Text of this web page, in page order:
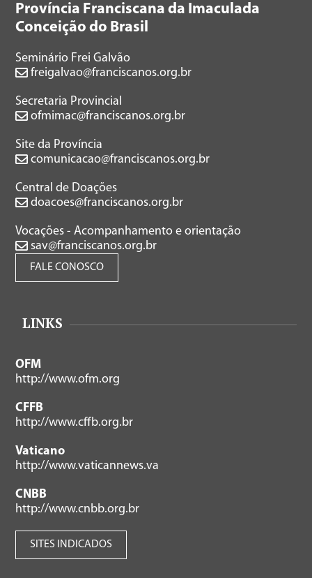
Província Franciscana da Imaculada
Conceição do Brasil
Seminário Frei Galvão
freigalvao@franciscanos.org.br
Secretaria Provincial
ofmimac@franciscanos.org.br
Site da Província
comunicacao@franciscanos.org.br
Central de Doações
doacoes@franciscanos.org.br
Vocações - Acompanhamento e orientação
sav@franciscanos.org.br
FALE CONOSCO
LINKS
OFM
http://www.ofm.org
CFFB
http://www.cffb.org.br
Vaticano
http://www.vaticannews.va
CNBB
http://www.cnbb.org.br
SITES INDICADOS